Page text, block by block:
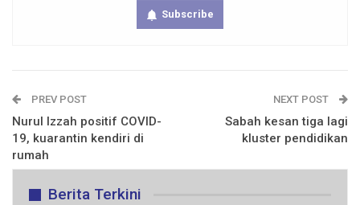
Subscribe
PREV POST
Nurul Izzah positif COVID-
19, kuarantin kendiri di
rumah
NEXT POST
Sabah kesan tiga lagi
kluster pendidikan
Berita Terkini